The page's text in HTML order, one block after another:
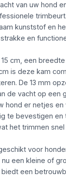
van uw hond
kunststof en
en
cm, een
is deze kam
De 13 mm
de vacht op een
hond er netjes en
te bevestigen en
het trimmen
voor
een kleine of
biedt een